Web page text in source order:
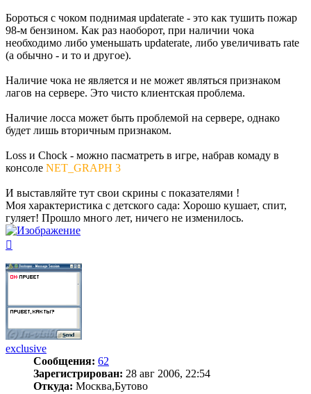
Бороться с чоком поднимая updaterate - это как тушить пожар
98-м бензином. Как раз наоборот, при наличии чока
необходимо либо уменьшать updaterate, либо увеличивать rate
(а обычно - и то и другое).
Наличие чока не является и не может являться признаком
лагов на сервере. Это чисто клиентская проблема.
Наличие лосса может быть проблемой на сервере, однако
будет лишь вторичным признаком.
Loss и Chock - можно пасматреть в игре, набрав комаду в
консоле NET_GRAPH 3
И выставляйте тут свои скрины с показателями !
Моя характеристика с детского сада: Хорошо кушает, спит,
гуляет! Прошло много лет, ничего не изменилось.
началу
exclusive
Сообщения: 62
Зарегистрирован: 28 авг 2006, 22:54
Откуда: Москва,Бутово